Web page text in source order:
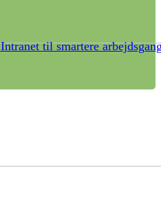
til smartere